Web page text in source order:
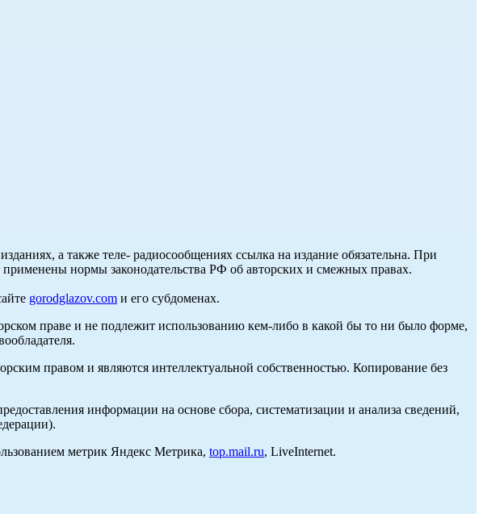
а также теле- радиосообщениях ссылка на издание обязательна. При
применены нормы законодательства РФ об авторских и смежных правах.
gorodglazov.com и его субдоменах.
праве и не подлежит использованию кем-либо в какой бы то ни было форме,
правом и являются интеллектуальной собственностью. Копирование без
информации на основе сбора, систематизации и анализа сведений,
метрик Яндекс Метрика, top.mail.ru, LiveInternet.